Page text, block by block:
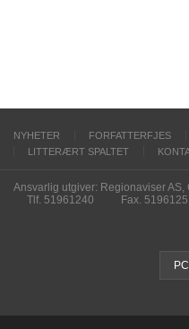
NYHETER FORFATTERFJES
LITTERÆRT SPALTET
Ansvarlig utgiver: Regionaviser
Tlf. 51961240
Fax.